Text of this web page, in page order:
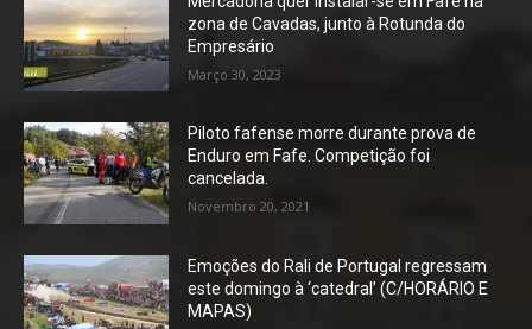
zona de Cavadas, junto à Rotunda do
Empresário
Março 30, 2023
Piloto fafense morre durante prova de
Enduro em Fafe. Competição foi
cancelada.
Novembro 20, 2021
Emoções do Rali de Portugal regressam
este domingo à ‘catedral’ (C/HORÁRIO E
MAPAS)